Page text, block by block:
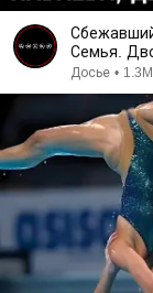
Семья.
Досье •